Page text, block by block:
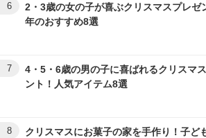
6
2・3歳の女の子が喜ぶクリスマスプレゼ
年のおすすめ8選
7
4・5・6歳の男の子に喜ばれるクリスマ
ント！人気アイテム8選
8
クリスマスにお菓子の家を手作り！子ど